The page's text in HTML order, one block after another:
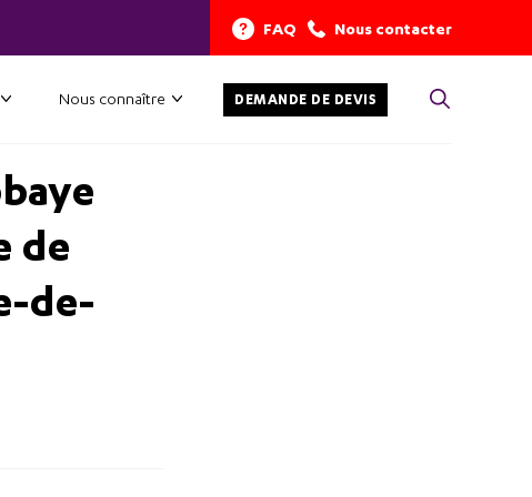
FAQ Nous contacter
Nous connaître DEMANDE DE DEVIS
de
de-